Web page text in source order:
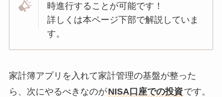
時進行することが可能です！
詳しくは本ページ下部で解説していま
す。
家計簿アプリを入れて家計管理の基盤が整った
ら、次にやるべきなのがNISA口座での投資です。